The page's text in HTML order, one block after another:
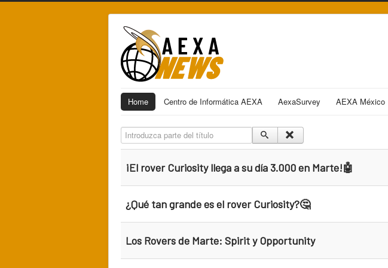
Home Centro de Informática AEXA AexaSurvey AEXA México
Introduzca parte del título
¡El rover Curiosity llega a su día 3.000 en Marte!🤖
¿Qué tan grande es el rover Curiosity?🤔
Los Rovers de Marte: Spirit y Opportunity